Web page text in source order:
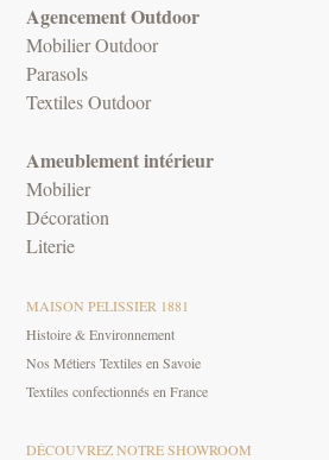
Agencement Outdoor
Mobilier Outdoor
Parasols
Textiles Outdoor
Ameublement intérieur
Mobilier
Décoration
Literie
MAISON PELISSIER 1881
Histoire & Environnement
Nos Métiers Textiles en Savoie
Textiles confectionnés en France
DÉCOUVREZ NOTRE SHOWROOM